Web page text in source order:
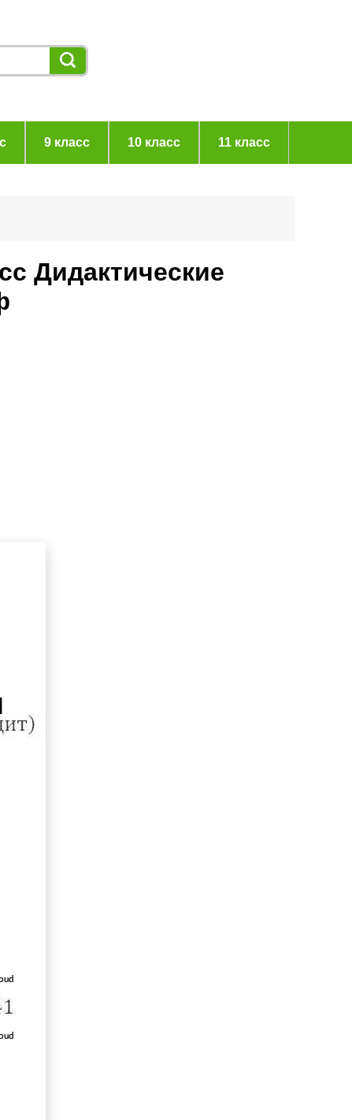
9 класс 10 класс 11 класс
Дидактические